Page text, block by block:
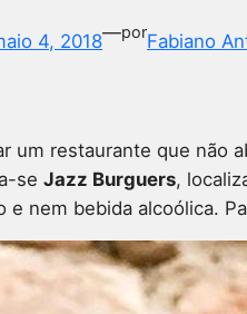
4, 2018—porFabiano
um restaurante que não
se Jazz Burguers,
e nem bebida alcoólica.